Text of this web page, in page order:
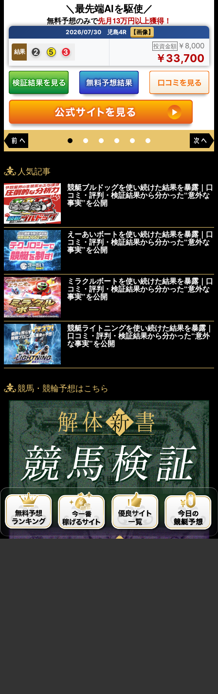
＼最先端AIを駆使／
無料予想のみで先月13万円以上獲得！
2026/07/30 児島4R 【画像】
結果 2 5 3
投資金額 ￥8,000
￥33,700
人気記事
競艇ブルドッグを使い続けた結果を暴露｜口
コミ・評判・検証結果から分かった“意外な
事実”を公開
えーあいボートを使い続けた結果を暴露｜口
コミ・評判・検証結果から分かった“意外な
事実”を公開
ミラクルボートを使い続けた結果を暴露｜口
コミ・評判・検証結果から分かった“意外な
事実”を公開
競艇ライトニングを使い続けた結果を暴露｜
口コミ・評判・検証結果から分かった“意外
な事実”を公開
競馬・競輪予想はこちら